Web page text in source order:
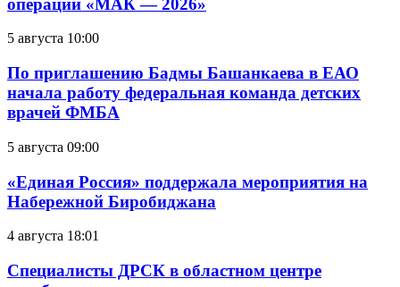
операции «МАК — 2026»
5 августа 10:00
По приглашению Бадмы Башанкаева в ЕАО
начала работу федеральная команда детских
врачей ФМБА
5 августа 09:00
«Единая Россия» поддержала мероприятия на
Набережной Биробиджана
4 августа 18:01
Специалисты ДРСК в областном центре